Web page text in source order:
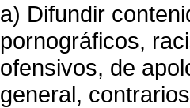
a) Difundir
pornográficos,
ofensivos, de
general,